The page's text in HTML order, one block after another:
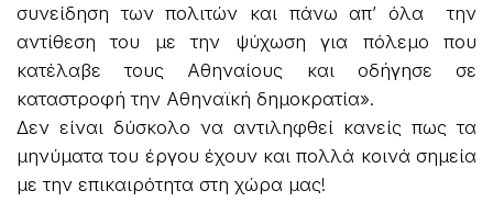
συνείδηση των πολιτών και πάνω απ’ όλα την
αντίθεση του με την ψύχωση για πόλεμο που
κατέλαβε τους Αθηναίους και οδήγησε σε
καταστροφή την Αθηναϊκή δημοκρατία».
Δεν είναι δύσκολο να αντιληφθεί κανείς πως τα
μηνύματα του έργου έχουν και πολλά κοινά σημεία
με την επικαιρότητα στη χώρα μας!